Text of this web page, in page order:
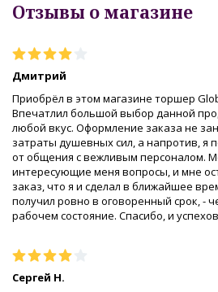
Отзывы о магазине
Дмитрий
Приобрёл в этом магазине торшер
Впечатлил большой выбор данной
любой вкус. Оформление заказа не
затраты душевных сил, а напротив, я
от общения с вежливым персоналом.
интересующие меня вопросы, и мне
заказ, что я и сделал в ближайшее
получил ровно в оговоренный срок, -
рабочем состояние. Спасибо, и
Сергей Н.